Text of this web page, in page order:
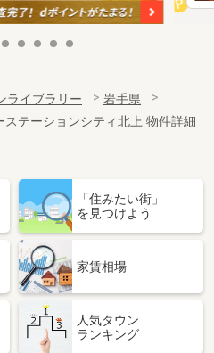
ライブラリー
岩手県
ステーションシティ北上 物件詳細
「住みたい街」
を見つけよう
家賃相場
人気タウン
ランキング